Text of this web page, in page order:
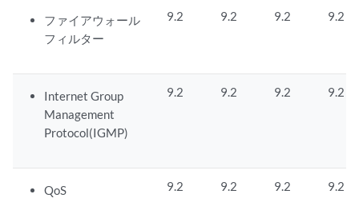
ファイアウォール
フィルター
9.2 9.2 9.2 9.2
Internet Group
Management
Protocol(IGMP)
9.2 9.2 9.2 9.2
QoS 9.2 9.2 9.2 9.2